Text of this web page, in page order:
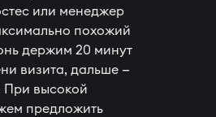
или менеджер
похожий
держим 20 минут
визита, дальше —
высокой
предложить